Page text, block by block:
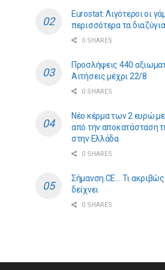
Eurostat: Λιγότεροι οι
περισσότερα τα
0 SHARES
Προσλήψεις 440
Αιτήσεις μέχρι 22/8
0 SHARES
Νέο κέρμα των 2 ευρώ
από την αποκατάσταση
στην Ελλάδα
0 SHARES
Σήμανση CE… Τι ακριβώς
δείχνει
0 SHARES